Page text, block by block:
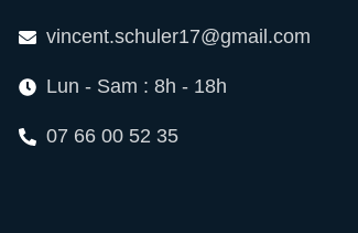
vincent.schuler17@gmail.com
Lun - Sam : 8h - 18h
07 66 00 52 35